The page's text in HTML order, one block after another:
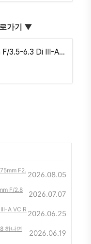
가기 ▼
탐론 18-300mm F/3.5-6.3 Di III-A VC VXD B061 for Fujifilm X-Mount | 썬포토
F2. 2026.08.05
F/2.8
2026.07.07
A VC R 2026.06.25
하나면
2026.06.19